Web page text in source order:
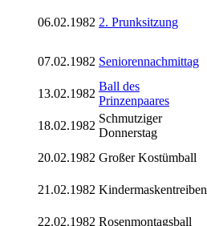
06.02.1982 2. Prunksitzung
07.02.1982 Seniorennachmittag
13.02.1982
Ball des
Prinzenpaares
18.02.1982
Schmutziger
Donnerstag
20.02.1982 Großer Kostümball
21.02.1982 Kindermaskentreiben
22.02.1982 Rosenmontagsball